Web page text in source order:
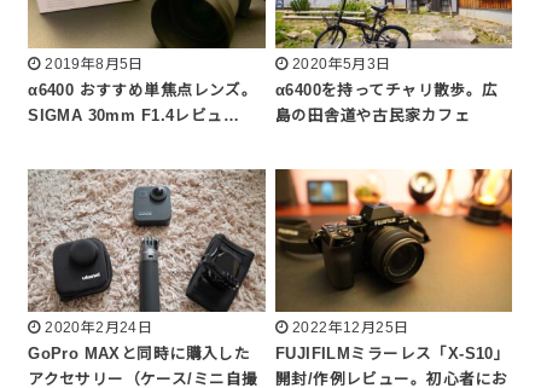
2019年8月5日
α6400 おすすめ単焦点レンズ。
SIGMA 30mm F1.4レビュ…
2020年5月3日
α6400を持ってチャリ散歩。広
島の田舎道や古民家カフェ
2020年2月24日
GoPro MAXと同時に購入した
アクセサリー（ケース/ミニ自撮
2022年12月25日
FUJIFILMミラーレス「X-S10」
開封/作例レビュー。初心者にお